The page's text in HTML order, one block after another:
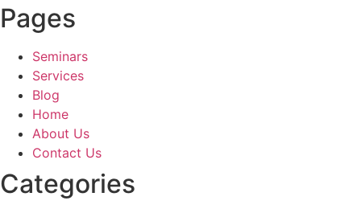
Pages
Seminars
Services
Blog
Home
About Us
Contact Us
Categories